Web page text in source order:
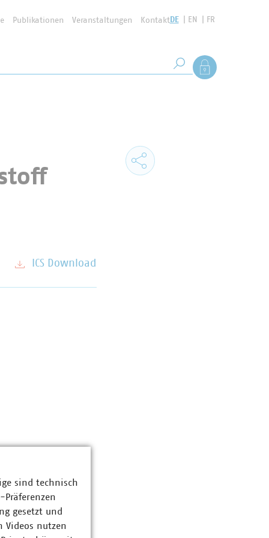
Publikationen Veranstaltungen KontaktDE EN FR
Suche starten
Als Mitglied
ICS Download
sind technisch
gesetzt und
Videos nutzen